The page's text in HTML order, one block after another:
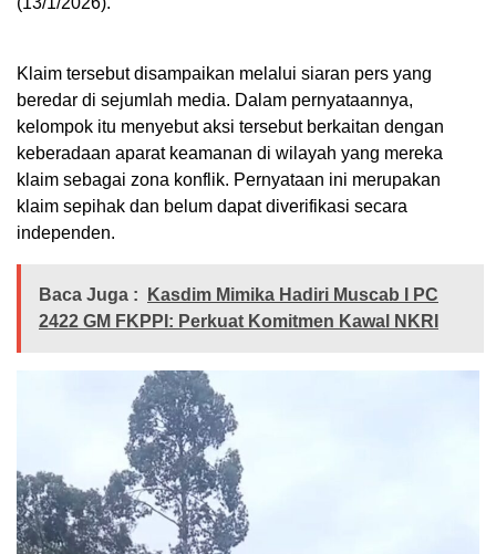
Klaim tersebut disampaikan melalui siaran pers yang
beredar di sejumlah media. Dalam pernyataannya,
kelompok itu menyebut aksi tersebut berkaitan dengan
keberadaan aparat keamanan di wilayah yang mereka
klaim sebagai zona konflik. Pernyataan ini merupakan
klaim sepihak dan belum dapat diverifikasi secara
independen.
Baca Juga :
Kasdim Mimika Hadiri Muscab I PC
2422 GM FKPPI: Perkuat Komitmen Kawal NKRI